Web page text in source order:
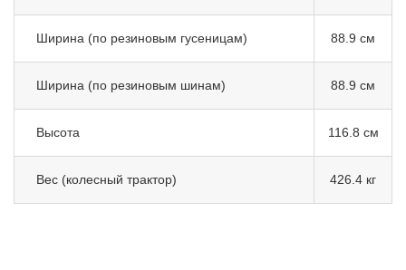
Ширина (по резиновым гусеницам) 88.9 см
Ширина (по резиновым шинам) 88.9 см
Высота 116.8 см
Вес (колесный трактор) 426.4 кг